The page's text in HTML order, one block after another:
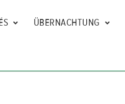
ÜBERNACHTUNG